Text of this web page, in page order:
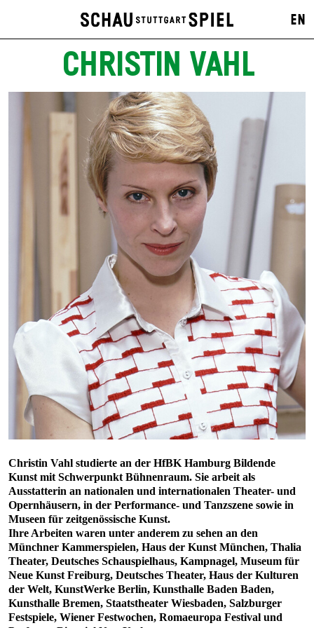
EN
CHRISTIN VAHL
Christin Vahl studierte an der HfBK Hamburg Bildende
Kunst mit Schwerpunkt Bühnenraum. Sie arbeit als
Ausstatterin an nationalen und internationalen Theater- und
Opernhäusern, in der Performance- und Tanzszene sowie in
Museen für zeitgenössische Kunst.
Ihre Arbeiten waren unter anderem zu sehen an den
Münchner Kammerspielen, Haus der Kunst München, Thalia
Theater, Deutsches Schauspielhaus, Kampnagel, Museum für
Neue Kunst Freiburg, Deutsches Theater, Haus der Kulturen
der Welt, KunstWerke Berlin, Kunsthalle Baden Baden,
Kunsthalle Bremen, Staatstheater Wiesbaden, Salzburger
Festspiele, Wiener Festwochen, Romaeuropa Festival und